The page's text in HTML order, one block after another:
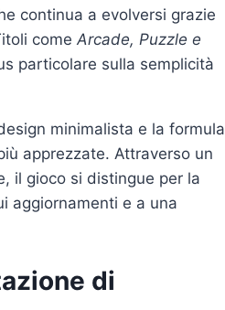
continua a evolversi grazie
come Arcade, Puzzle e
particolare sulla semplicità
minimalista e la formula
apprezzate. Attraverso un
il gioco si distingue per la
aggiornamenti e a una
di